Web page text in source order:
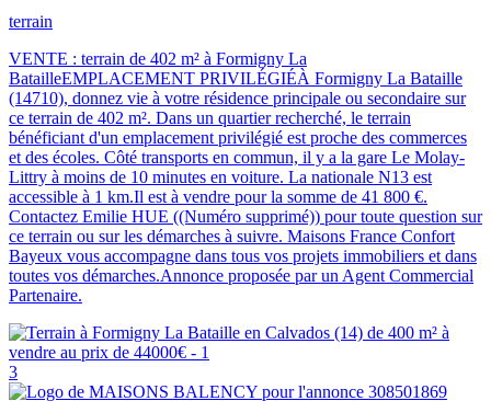
terrain
VENTE : terrain de 402 m² à Formigny La
BatailleEMPLACEMENT PRIVILÉGIÉÀ Formigny La Bataille
(14710), donnez vie à votre résidence principale ou secondaire sur
ce terrain de 402 m². Dans un quartier recherché, le terrain
bénéficiant d'un emplacement privilégié est proche des commerces
et des écoles. Côté transports en commun, il y a la gare Le Molay-
Littry à moins de 10 minutes en voiture. La nationale N13 est
accessible à 1 km.Il est à vendre pour la somme de 41 800 €.
Contactez Emilie HUE ((Numéro supprimé)) pour toute question sur
ce terrain ou sur les démarches à suivre. Maisons France Confort
Bayeux vous accompagne dans tous vos projets immobiliers et dans
toutes vos démarches.Annonce proposée par un Agent Commercial
Partenaire.
3